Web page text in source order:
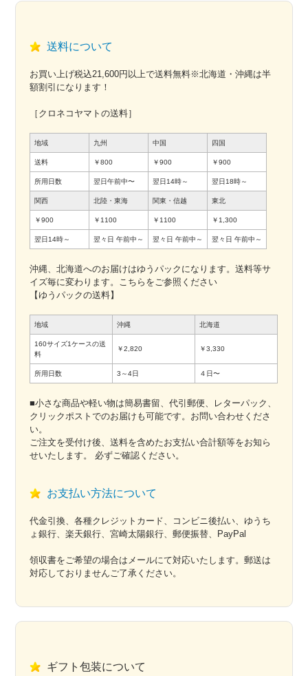
送料について
お買い上げ税込21,600円以上で送料無料※北海道・沖縄は半
額割引になります！
［クロネコヤマトの送料］
地域 九州 中国 四国
送料 ￥800 ￥900 ￥900
所用日数 翌日午前中〜 翌日14時～ 翌日18時～
関西 北陸・東海 関東・信越 東北
￥900 ￥1100 ￥1100 ￥1,300
翌日14時～ 翌々日 午前中～ 翌々日 午前中～ 翌々日 午前中～
沖縄、北海道へのお届けはゆうパックになります。送料等サ
イズ毎に変わります。こちらをご参照ください
【ゆうパックの送料】
地域 沖縄 北海道
160サイズ1ケースの送
料
￥2,820 ￥3,330
所用日数 3～4日 ４日〜
■小さな商品や軽い物は簡易書留、代引郵便、レターパック、
クリックポストでのお届けも可能です。お問い合わせくださ
い。
ご注文を受付け後、送料を含めたお支払い合計額等をお知ら
せいたします。 必ずご確認ください。
お支払い方法について
代金引換、各種クレジットカード、コンビニ後払い、ゆうち
ょ銀行、楽天銀行、宮崎太陽銀行、郵便振替、PayPal
領収書をご希望の場合はメールにて対応いたします。郵送は
対応しておりませんご了承ください。
ギフト包装について